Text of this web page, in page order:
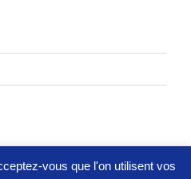
vous que l'on utilisent vos